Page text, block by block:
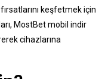
keşfetmek için
MostBet mobil indir
cihazlarına